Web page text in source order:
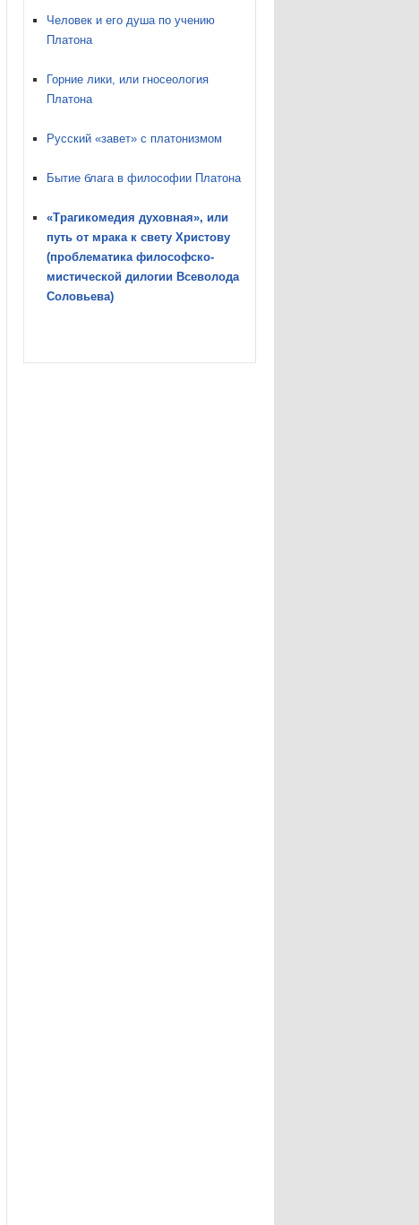
Человек и его душа по учению
Платона
Горние лики, или гносеология
Платона
Русский «завет» с платонизмом
Бытие блага в философии Платона
«Трагикомедия духовная», или
путь от мрака к свету Христову
(проблематика философско-
мистической дилогии Всеволода
Соловьева)